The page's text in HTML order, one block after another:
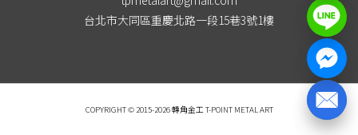
台北市大同區重慶北路一段15巷3號1樓
COPYRIGHT © 2015-2026 轉角金工 T-POINT METAL ART